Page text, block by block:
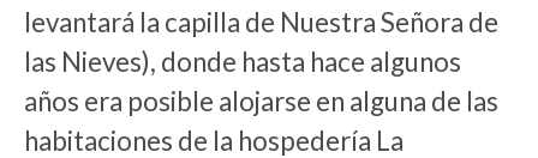
levantará la capilla de Nuestra Señora de
las Nieves), donde hasta hace algunos
años era posible alojarse en alguna de las
habitaciones de la hospedería La